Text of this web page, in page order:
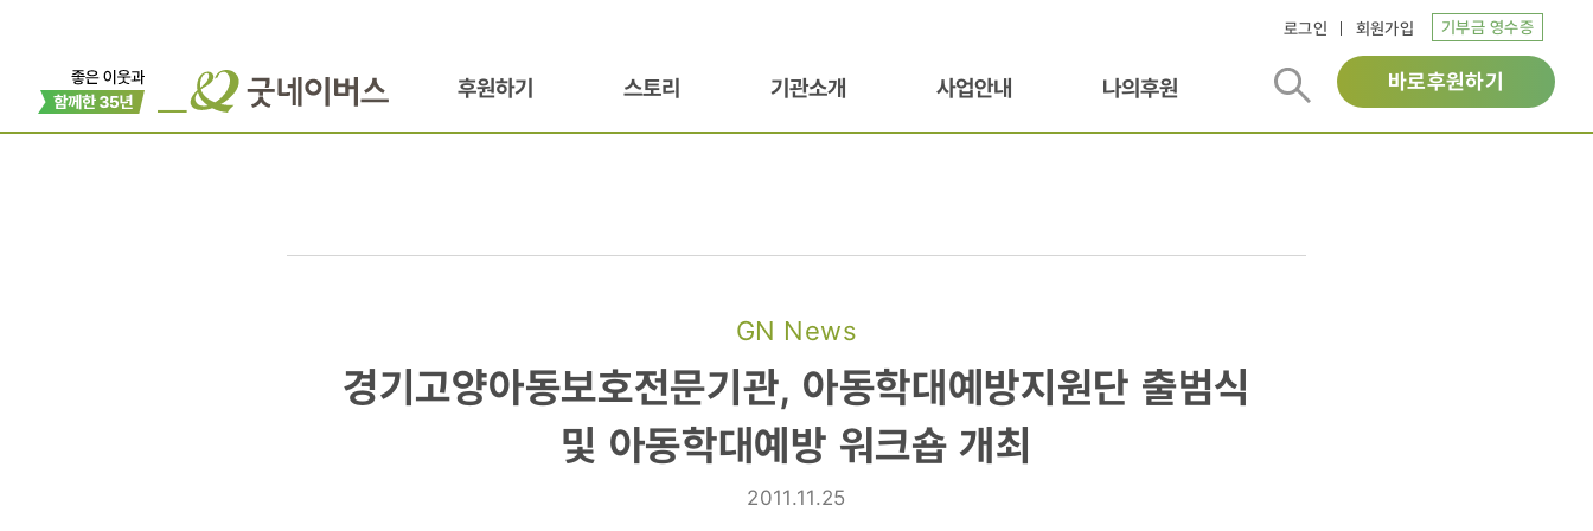
로그인 회원가입 기부금 영수증
후원하기 스토리 기관소개 사업안내 나의후원 바로후원하기
GN News
경기고양아동보호전문기관,
아동학대예방지원단
경기고양아동보호전문기관, 아동학대예방지원단 출범식
및 아동학대예방 워크숍 개최
2011.11.25